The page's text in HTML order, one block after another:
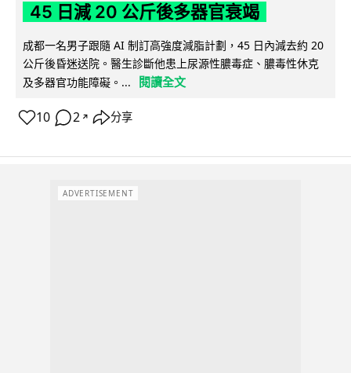
45 日減 20 公斤後多器官衰竭
成都一名男子跟隨 AI 制訂高強度減脂計劃，45 日內減去約 20
公斤後昏迷送院。醫生診斷他患上尿源性膿毒症、膿毒性休克
及多器官功能障礙。...
閱讀全文
10 2 ↗ 分享
ADVERTISEMENT